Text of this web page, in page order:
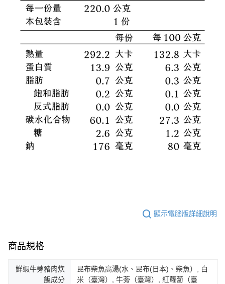
顯示電腦版詳細說明
商品規格
鮮蝦牛蒡豬肉炊
飯成分
昆布柴魚高湯(水、昆布(日本)、柴魚）, 白
米（臺灣）, 牛蒡（臺灣）, 紅蘿蔔（臺